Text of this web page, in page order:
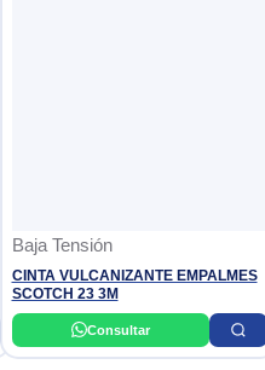
Baja Tensión
CINTA VULCANIZANTE EMPALMES
SCOTCH 23 3M
Consultar